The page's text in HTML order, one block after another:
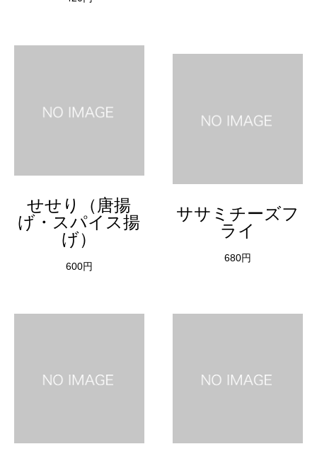
せせり（唐揚
げ・スパイス揚
げ）
600円
ササミチーズフ
ライ
680円